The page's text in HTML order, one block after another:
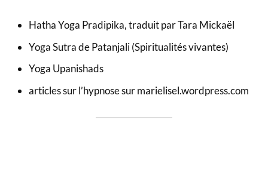
Hatha Yoga Pradipika, traduit par Tara Mickaël
Yoga Sutra de Patanjali (Spiritualités vivantes)
Yoga Upanishads
articles sur l’hypnose sur marielisel.wordpress.com